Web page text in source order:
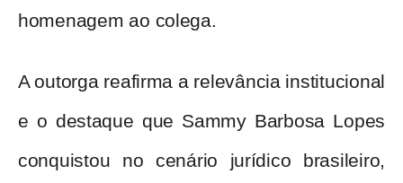
homenagem ao colega.
A outorga reafirma a relevância institucional
e o destaque que Sammy Barbosa Lopes
conquistou no cenário jurídico brasileiro,